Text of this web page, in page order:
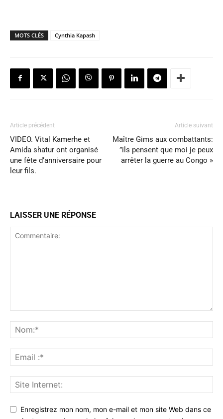
MOTS CLÉS Cynthia Kapash
Article précédent
VIDEO. Vital Kamerhe et
Amida shatur ont organisé
une fête d’anniversaire pour
leur fils.
Article suivant
Maître Gims aux combattants:
”ils pensent que moi je peux
arrêter la guerre au Congo »
LAISSER UNE RÉPONSE
Enregistrez mon nom, mon e-mail et mon site Web dans ce